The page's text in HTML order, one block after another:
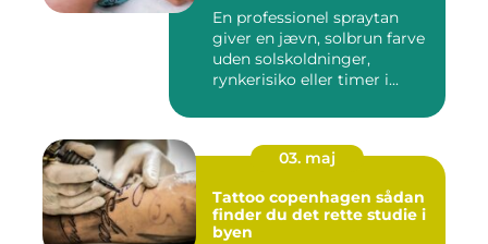
En professionel spraytan
giver en jævn, solbrun farve
uden solskoldninger,
rynkerisiko eller timer i...
03. maj
Tattoo copenhagen sådan
finder du det rette studie i
byen